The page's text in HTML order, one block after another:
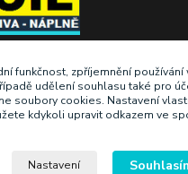
409
oil.cz
funkčnost, zpříjemnění používání
udělení souhlasu také pro
soubory cookies. Nastavení
kdykoli upravit odkazem ve
Nastavení